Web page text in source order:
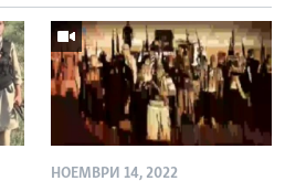
НОЕМВРИ 14, 2022